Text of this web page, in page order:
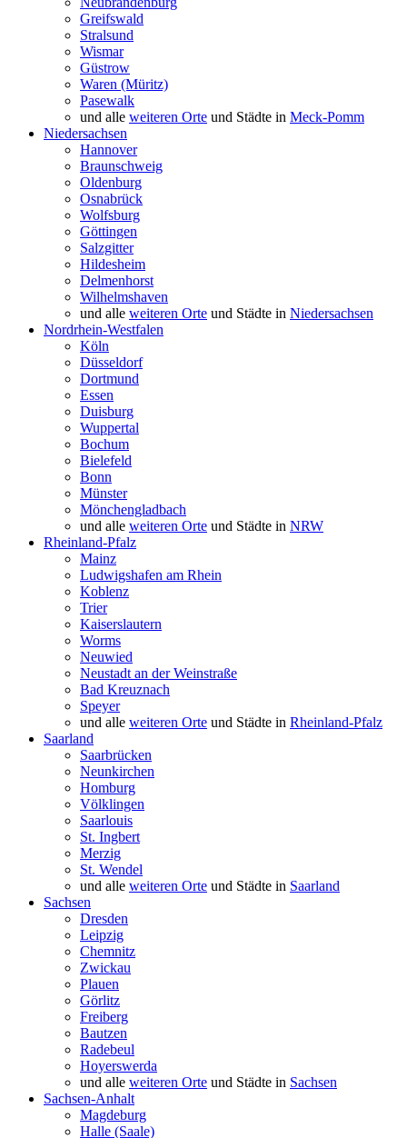
Greifswald
Stralsund
Wismar
Güstrow
Waren (Müritz)
Pasewalk
und alle weiteren Orte und Städte in Meck-Pomm
Niedersachsen
Hannover
Braunschweig
Oldenburg
Osnabrück
Wolfsburg
Göttingen
Salzgitter
Hildesheim
Delmenhorst
Wilhelmshaven
und alle weiteren Orte und Städte in Niedersachsen
Nordrhein-Westfalen
Köln
Düsseldorf
Dortmund
Essen
Duisburg
Wuppertal
Bochum
Bielefeld
Bonn
Münster
Mönchengladbach
und alle weiteren Orte und Städte in NRW
Rheinland-Pfalz
Mainz
Ludwigshafen am Rhein
Koblenz
Trier
Kaiserslautern
Worms
Neuwied
Neustadt an der Weinstraße
Bad Kreuznach
Speyer
und alle weiteren Orte und Städte in Rheinland-Pfalz
Saarland
Saarbrücken
Neunkirchen
Homburg
Völklingen
Saarlouis
St. Ingbert
Merzig
St. Wendel
und alle weiteren Orte und Städte in Saarland
Sachsen
Dresden
Leipzig
Chemnitz
Zwickau
Plauen
Görlitz
Freiberg
Bautzen
Radebeul
Hoyerswerda
und alle weiteren Orte und Städte in Sachsen
Sachsen-Anhalt
Magdeburg
Halle (Saale)